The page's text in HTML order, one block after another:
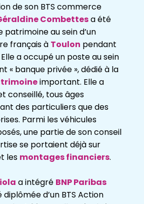
de son BTS commerce
Combettesa été
patrimoine au sein d’un
français à Toulon pendant
a occupé un poste au sein
« banque privée », dédié à la
important. Elle a
conseillé, tous âges
des particuliers que des
Parmi les véhicules
une partie de son conseil
se portaient déjà sur
les montages financiers.
a intégré BNP Paribas
d’un BTS Action